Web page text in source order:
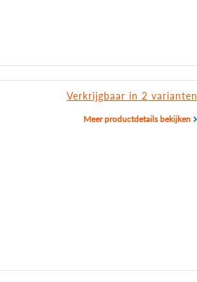
Verkrijgbaar in 2 varianten
Meer productdetails bekijken